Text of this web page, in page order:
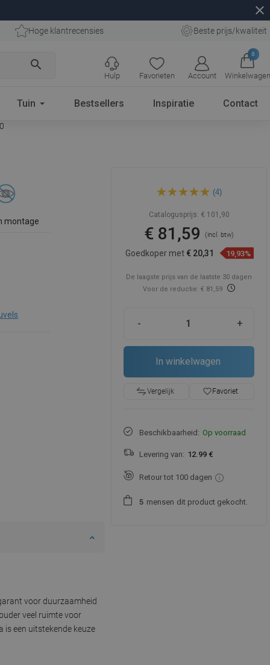
close
Hoge klantrecensies Beste prijs/kwaliteit
search
Favorieten Account
0
Winkelwagen
Hulp
Tuin Bestsellers Inspiratie Contact
montage
voor duurzaamheid
veel ruimte voor
is een uitstekende keuze
handdoekhouder, zwart -
(4)
Catalogusprijs: € 101,90
€ 81,59(incl. btw)
Goedkoper met € 20,31 19,93%
De laagste prijs van de laatste 30 dagen
Voor de reductie: € 81,59
- +
In winkelwagen
Vergelijk favorite_borderFavoriet
Beschikbaarheid: Op voorraad
Levering van: 12.99 €
Retour tot 100 dagen
5 mensen dit product gekocht.